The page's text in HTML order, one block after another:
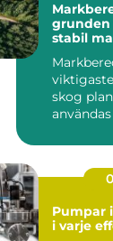
grunden
stabil
skog
Pumpar
i varje